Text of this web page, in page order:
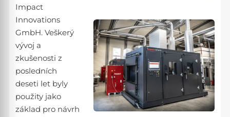
Impact
Innovations
GmbH. Veškerý
vývoj a
zkušenosti z
posledních
deseti let byly
použity jako
základ pro návrh